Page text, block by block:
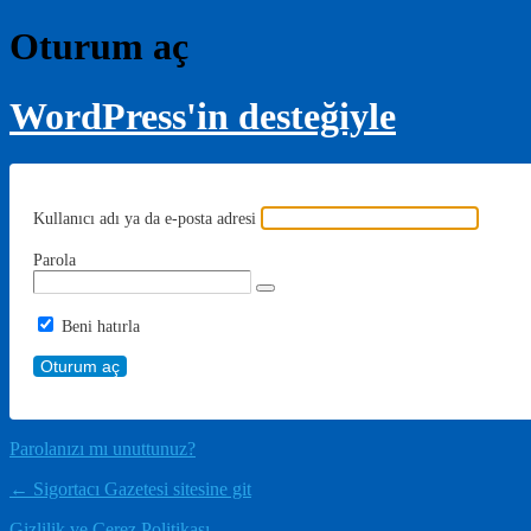
Oturum aç
WordPress'in desteğiyle
Kullanıcı adı ya da e-posta adresi
Parola
Beni hatırla
Parolanızı mı unuttunuz?
← Sigortacı Gazetesi sitesine git